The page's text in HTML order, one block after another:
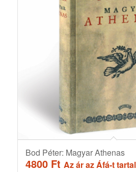
Bod Péter: Magyar Athenas
4800 Ft Az ár az Áfá-t